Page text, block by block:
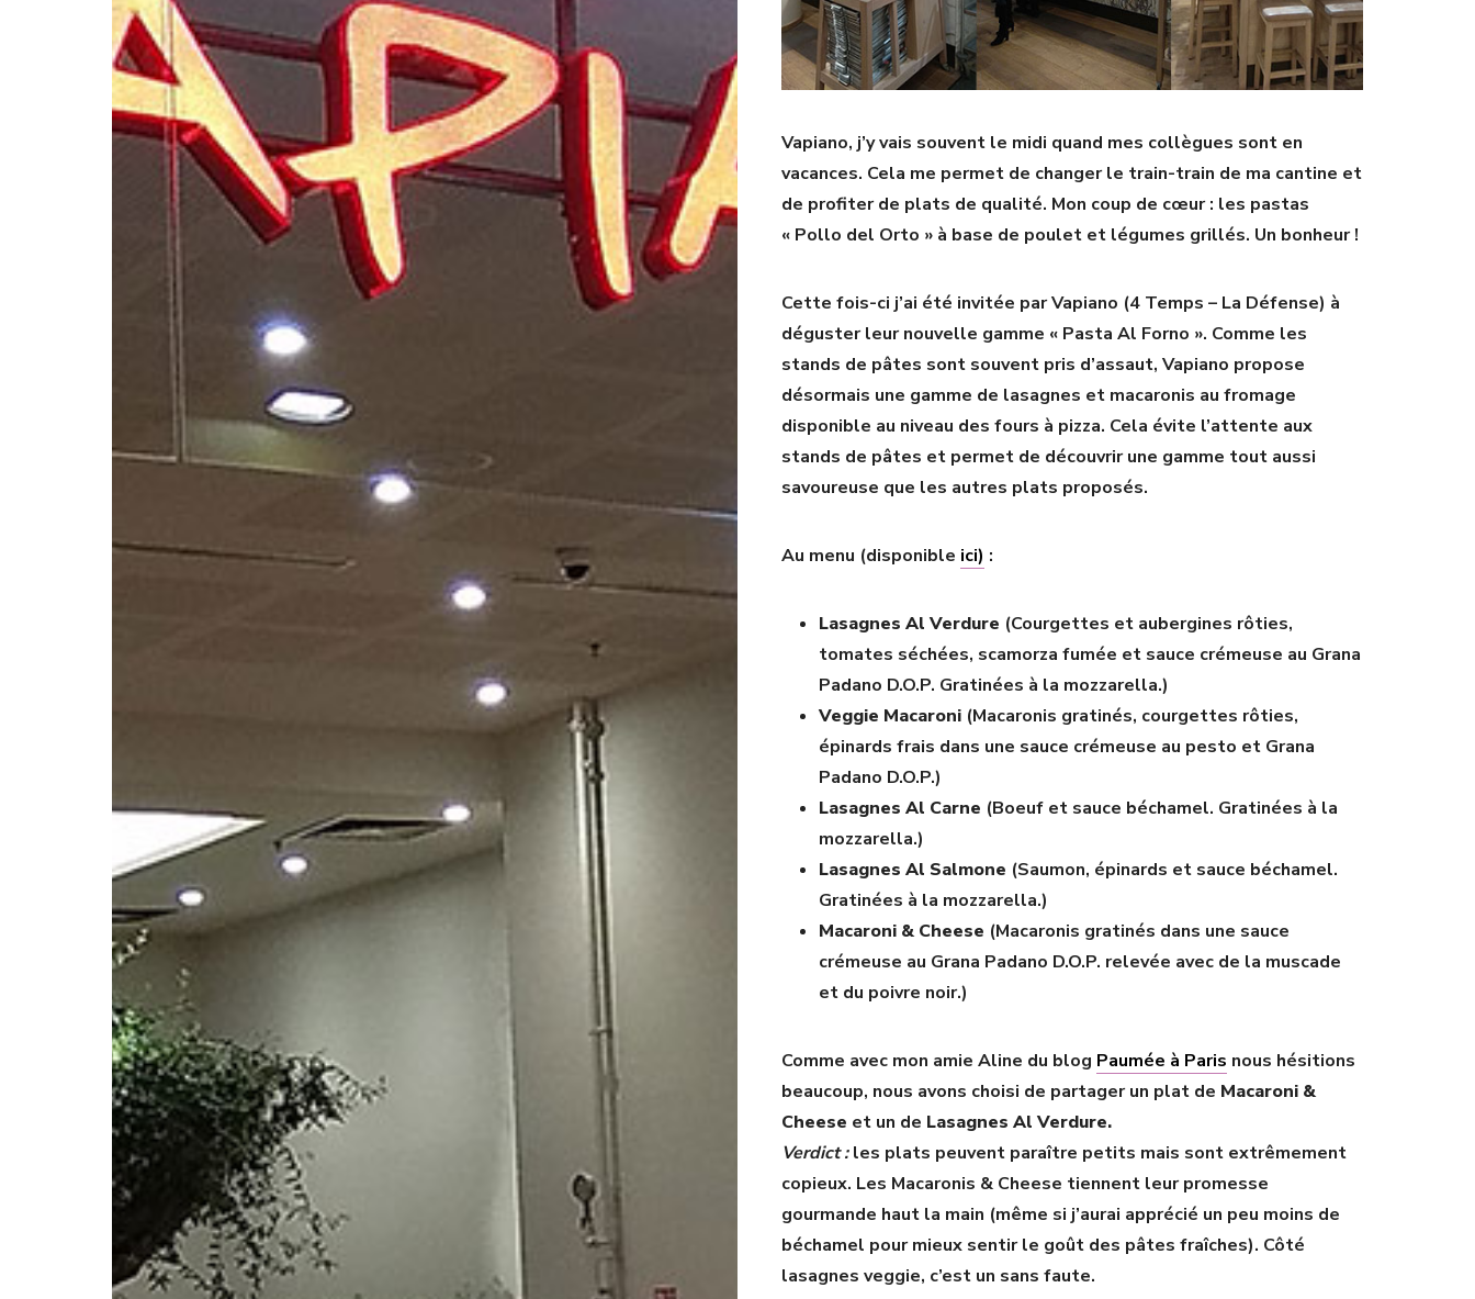
Vapiano, j’y vais souvent le midi quand mes collègues sont en
vacances. Cela me permet de changer le train-train de ma cantine et
de profiter de plats de qualité. Mon coup de cœur : les pastas
« Pollo del Orto » à base de poulet et légumes grillés. Un bonheur !
Cette fois-ci j’ai été invitée par Vapiano (4 Temps – La Défense) à
déguster leur nouvelle gamme « Pasta Al Forno ». Comme les
stands de pâtes sont souvent pris d’assaut, Vapiano propose
désormais une gamme de lasagnes et macaronis au fromage
disponible au niveau des fours à pizza. Cela évite l’attente aux
stands de pâtes et permet de découvrir une gamme tout aussi
savoureuse que les autres plats proposés.
Au menu (disponible ici) :
Lasagnes Al Verdure (Courgettes et aubergines rôties,
tomates séchées, scamorza fumée et sauce crémeuse au Grana
Padano D.O.P. Gratinées à la mozzarella.)
Veggie Macaroni (Macaronis gratinés, courgettes rôties,
épinards frais dans une sauce crémeuse au pesto et Grana
Padano D.O.P.)
Lasagnes Al Carne (Boeuf et sauce béchamel. Gratinées à la
mozzarella.)
Lasagnes Al Salmone (Saumon, épinards et sauce béchamel.
Gratinées à la mozzarella.)
Macaroni & Cheese (Macaronis gratinés dans une sauce
crémeuse au Grana Padano D.O.P. relevée avec de la muscade
et du poivre noir.)
Comme avec mon amie Aline du blog Paumée à Paris nous hésitions
beaucoup, nous avons choisi de partager un plat de Macaroni &
Cheese et un de Lasagnes Al Verdure.
Verdict :les plats peuvent paraître petits mais sont extrêmement
copieux. Les Macaronis & Cheese tiennent leur promesse
gourmande haut la main (même si j’aurai apprécié un peu moins de
béchamel pour mieux sentir le goût des pâtes fraîches). Côté
lasagnes veggie, c’est un sans faute.